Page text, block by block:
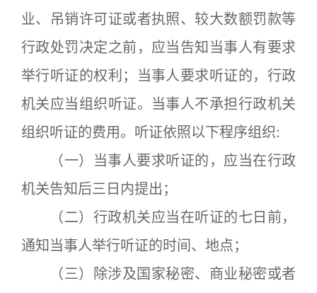
业、吊销许可证或者执照、较大数额罚款等
行政处罚决定之前，应当告知当事人有要求
举行听证的权利；当事人要求听证的，行政
机关应当组织听证。当事人不承担行政机关
组织听证的费用。听证依照以下程序组织:
（一）当事人要求听证的，应当在行政
机关告知后三日内提出；
（二）行政机关应当在听证的七日前，
通知当事人举行听证的时间、地点；
（三）除涉及国家秘密、商业秘密或者